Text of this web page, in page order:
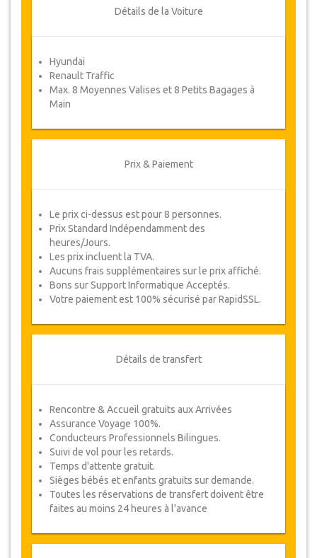
ou un remboursement complet.
Une fois votre paiement effectué, vous serez
redirigé vers détails YourCard pour entrer vos
informations de réservation et vous recevrez
Suivez JazicoWorld ? ... Passez le mot !
Détails de la Voiture
Hyundai
Renault Traffic
Max. 8 Moyennes Valises et 8 Petits Bagages à
Main
Prix & Paiement
Le prix ci-dessus est pour 8 personnes.
Prix Standard Indépendamment des
heures/Jours.
Les prix incluent la TVA.
Aucuns frais supplémentaires sur le prix affiché.
Bons sur Support Informatique Acceptés.
Votre paiement est 100% sécurisé par RapidSSL.
Détails de transfert
Rencontre & Accueil gratuits aux Arrivées
Assurance Voyage 100%.
Conducteurs Professionnels Bilingues.
Suivi de vol pour les retards.
Temps d'attente gratuit.
Sièges bébés et enfants gratuits sur demande.
Toutes les réservations de transfert doivent être
faites au moins 24 heures à l'avance